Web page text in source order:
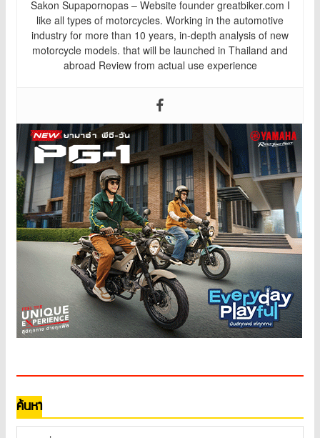
Sakon Supapornopas – Website founder greatbiker.com I
like all types of motorcycles. Working in the automotive
industry for more than 10 years, in-depth analysis of new
motorcycle models. that will be launched in Thailand and
abroad Review from actual use experience
ค้นหา